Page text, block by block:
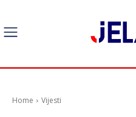
Home Vijesti